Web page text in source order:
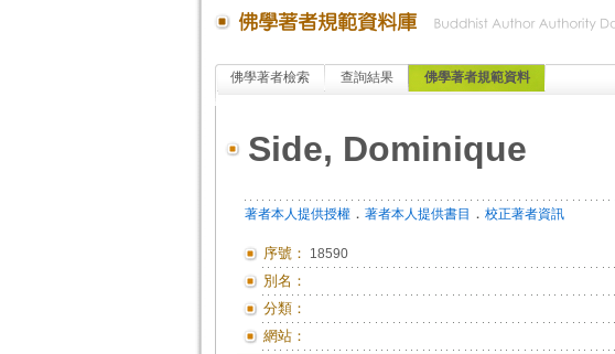
佛學著者檢索 查詢結果 佛學著者規範資料
Side, Dominique
著者本人提供授權． 著者本人提供書目 ． 校正著者資訊
序號： 18590
別名：
分類：
網站：